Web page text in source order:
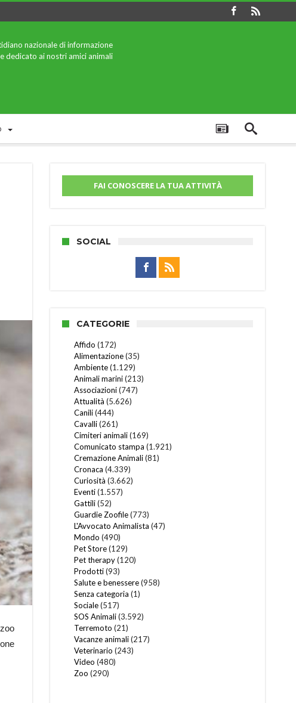
nazionale di informazione
dedicato ai nostri amici animali
FAI CONOSCERE LA TUA ATTIVITÀ
SOCIAL
CATEGORIE
Affido (172)
Alimentazione(35)
Ambiente(1.129)
Animali marini(213)
Associazioni(747)
Attualità (5.626)
Canili(444)
Cavalli(261)
Cimiteri animali(169)
Comunicato stampa (1.921)
Cremazione Animali(81)
Cronaca (4.339)
Curiosità (3.662)
Eventi(1.557)
Gattili(52)
Guardie Zoofile(773)
L'Avvocato Animalista (47)
Mondo (490)
Pet Store(129)
Pet therapy(120)
Prodotti(93)
Salute e benessere(958)
Senza categoria (1)
Sociale(517)
SOS Animali(3.592)
Terremoto (21)
Vacanze animali(217)
Veterinario (243)
Video (480)
Zoo (290)